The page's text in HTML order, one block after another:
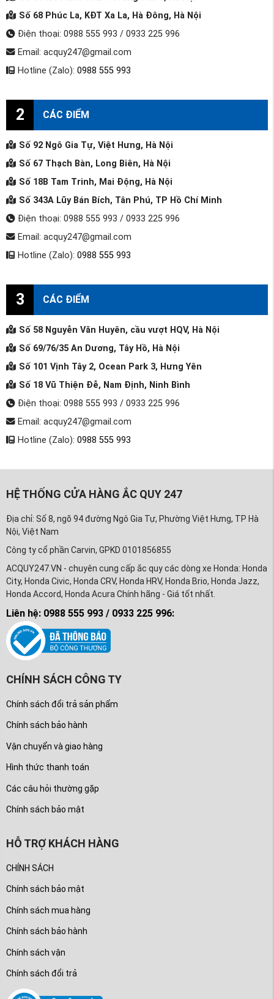
Số 68 Phúc La, KĐT Xa La, Hà Đông, Hà Nội
Điện thoại: 0988 555 993 / 0933 225 996
Email: acquy247@gmail.com
Hotline (Zalo): 0988 555 993
2 CÁC ĐIỂM
Số 92 Ngô Gia Tự, Việt Hưng, Hà Nội
Số 67 Thạch Bàn, Long Biên, Hà Nội
Số 18B Tam Trinh, Mai Động, Hà Nội
Số 343A Lũy Bán Bích, Tân Phú, TP Hồ Chí Minh
Điện thoại: 0988 555 993 / 0933 225 996
Email: acquy247@gmail.com
Hotline (Zalo): 0988 555 993
3 CÁC ĐIỂM
Số 58 Nguyễn Văn Huyên, cầu vượt HQV, Hà Nội
Số 69/76/35 An Dương, Tây Hồ, Hà Nội
Số 101 Vịnh Tây 2, Ocean Park 3, Hưng Yên
Số 18 Vũ Thiện Đễ, Nam Định, Ninh Bình
Điện thoại: 0988 555 993 / 0933 225 996
Email: acquy247@gmail.com
Hotline (Zalo): 0988 555 993
HỆ THỐNG CỬA HÀNG ẮC QUY 247
Địa chỉ: Số 8, ngõ 94 đường Ngô Gia Tự, Phường Việt Hưng, TP Hà
Nội, Việt Nam
Công ty cổ phần Carvin, GPKD 0101856855
ACQUY247.VN - chuyên cung cấp ắc quy các dòng xe Honda: Honda
City, Honda Civic, Honda CRV, Honda HRV, Honda Brio, Honda Jazz,
Honda Accord, Honda Acura Chính hãng - Giá tốt nhất.
Liên hệ: 0988 555 993 / 0933 225 996:
CHÍNH SÁCH CÔNG TY
Chính sách đổi trả sản phẩm
Chính sách bảo hành
Vận chuyển và giao hàng
Hình thức thanh toán
Các câu hỏi thường gặp
Chính sách bảo mật
HỖ TRỢ KHÁCH HÀNG
CHÍNH SÁCH
Chính sách bảo mật
Chính sách mua hàng
Chính sách bảo hành
Chính sách vận
Chính sách đổi trả